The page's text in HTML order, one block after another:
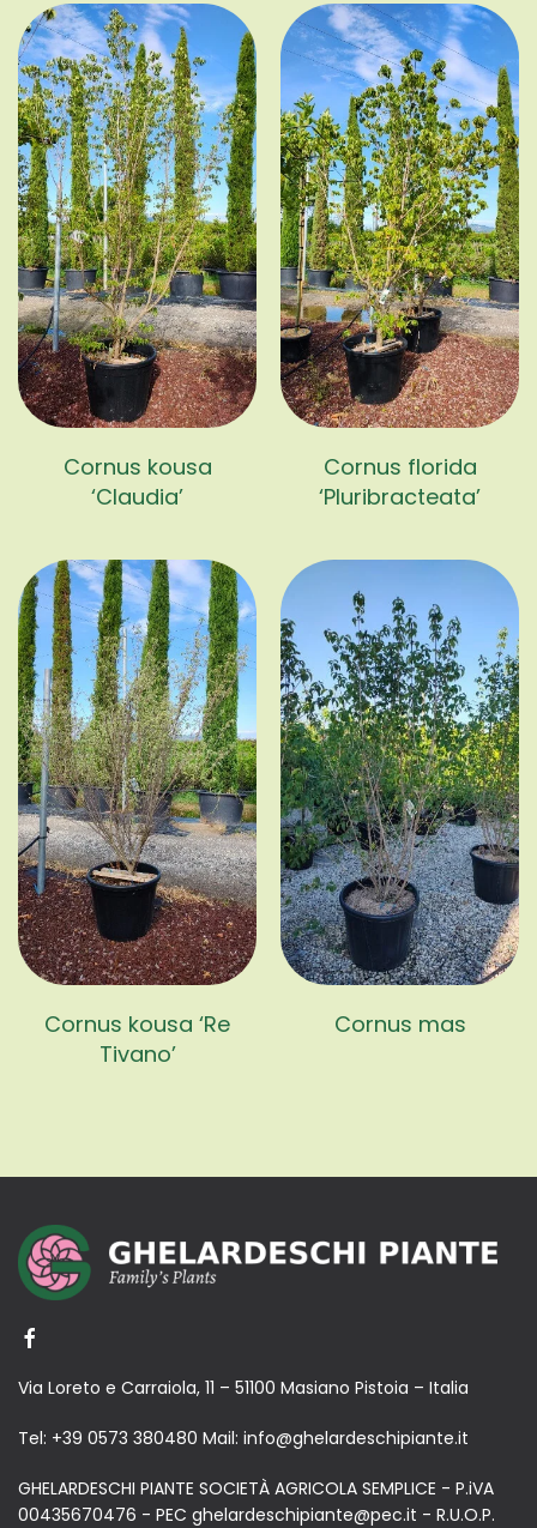
Cornus kousa
‘Claudia’
Cornus florida
‘Pluribracteata’
Cornus kousa ‘Re
Tivano’
Cornus mas
Via Loreto e Carraiola, 11 – 51100 Masiano Pistoia – Italia
Tel: +39 0573 380480 Mail: info@ghelardeschipiante.it
GHELARDESCHI PIANTE SOCIETÀ AGRICOLA SEMPLICE - P.iVA
00435670476 - PEC ghelardeschipiante@pec.it - R.U.O.P.